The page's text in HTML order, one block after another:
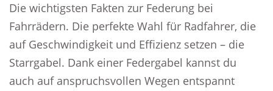
Die wichtigsten Fakten zur Federung bei
Fahrrädern. Die perfekte Wahl für Radfahrer, die
auf Geschwindigkeit und Effizienz setzen – die
Starrgabel. Dank einer Federgabel kannst du
auch auf anspruchsvollen Wegen entspannt